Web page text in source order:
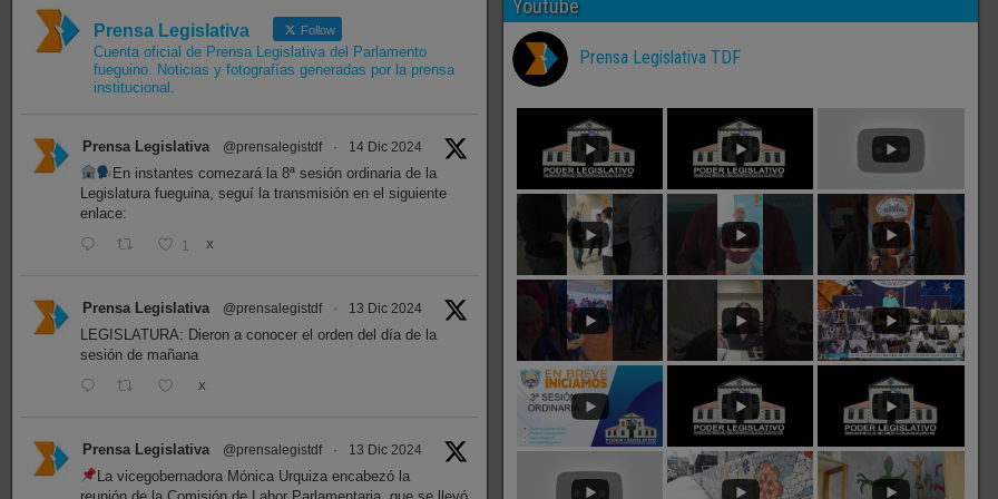
Prensa Legislativa Follow
Cuenta oficial de Prensa Legislativa del Parlamento
fueguino. Noticias y fotografías generadas por la prensa
institucional.
Prensa Legislativa @prensalegistdf · 14 Dic 2024
En instantes comezará la 8ª sesión ordinaria de la
Legislatura fueguina, seguí la transmisión en el siguiente
enlace:
1 X
Prensa Legislativa @prensalegistdf · 13 Dic 2024
LEGISLATURA: Dieron a conocer el orden del día de la
sesión de mañana
X
Prensa Legislativa @prensalegistdf · 13 Dic 2024
La vicegobernadora Mónica Urquiza encabezó la
Youtube
Prensa Legislativa TDF